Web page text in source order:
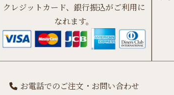
クレジットカード、銀行振込がご利用に
なれます。
お電話でのご注文・お問い合わせ